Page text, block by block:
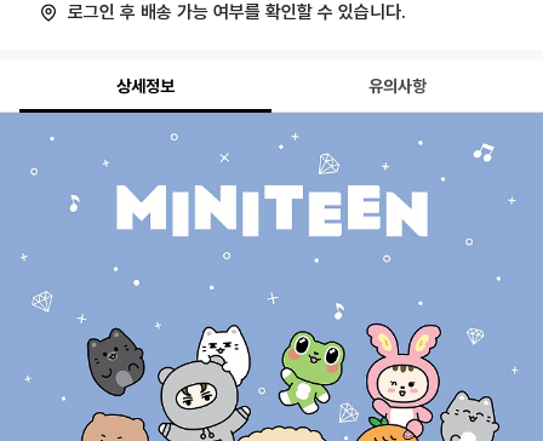
로그인 후 배송 가능 여부를 확인할 수 있습니다.
상세정보 유의사항